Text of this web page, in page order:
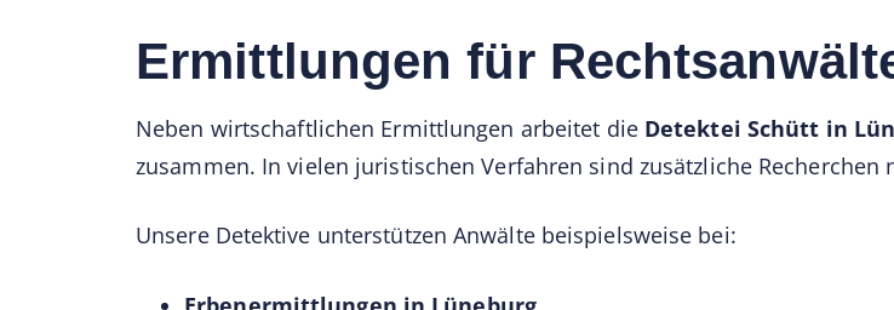
Ermittlungen für
Neben wirtschaftlichen Ermittlungen arbeitet die Detektei Schütt in
zusammen. In vielen juristischen Verfahren sind zusätzliche
Unsere Detektive unterstützen Anwälte beispielsweise bei: